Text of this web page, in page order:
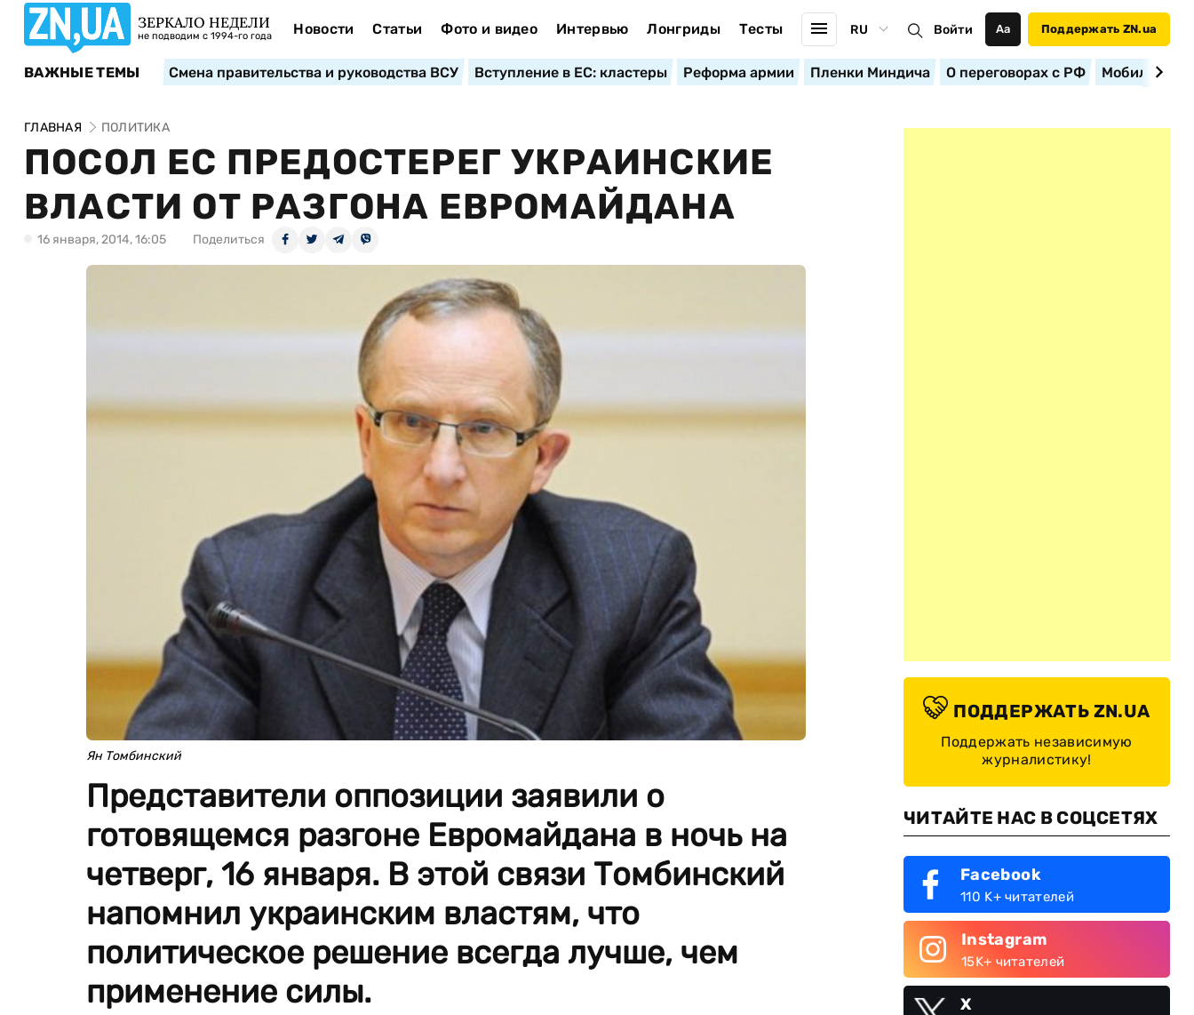
ЗЕРКАЛО НЕДЕЛИ
не подводим с 1994-го года Новости Статьи Фото и видео Интервью Лонгриды Тесты RU Войти Аа Поддержать ZN.ua
ВАЖНЫЕ ТЕМЫ Смена правительства и руководства ВСУ Вступление в ЕС: кластеры Реформа армии Пленки Миндича О переговорах с РФ
ГЛАВНАЯ ПОЛИТИКА
ПОСОЛ ЕС ПРЕДОСТЕРЕГ УКРАИНСКИЕ
ВЛАСТИ ОТ РАЗГОНА ЕВРОМАЙДАНА
16 января, 2014, 16:05 Поделиться
Ян Томбинский
Представители оппозиции заявили о
готовящемся разгоне Евромайдана в ночь на
четверг, 16 января. В этой связи Томбинский
напомнил украинским властям, что
политическое решение всегда лучше, чем
применение силы.
ПОДДЕРЖАТЬ ZN.UA
Поддержать независимую
журналистику!
ЧИТАЙТЕ НАС В СОЦСЕТЯХ
Facebook
110 K+ читателей
Instagram
15K+ читателей
X